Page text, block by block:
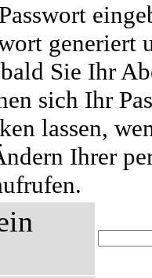
generiert
Sie Ihr
sich Ihr
lassen,
Ihrer